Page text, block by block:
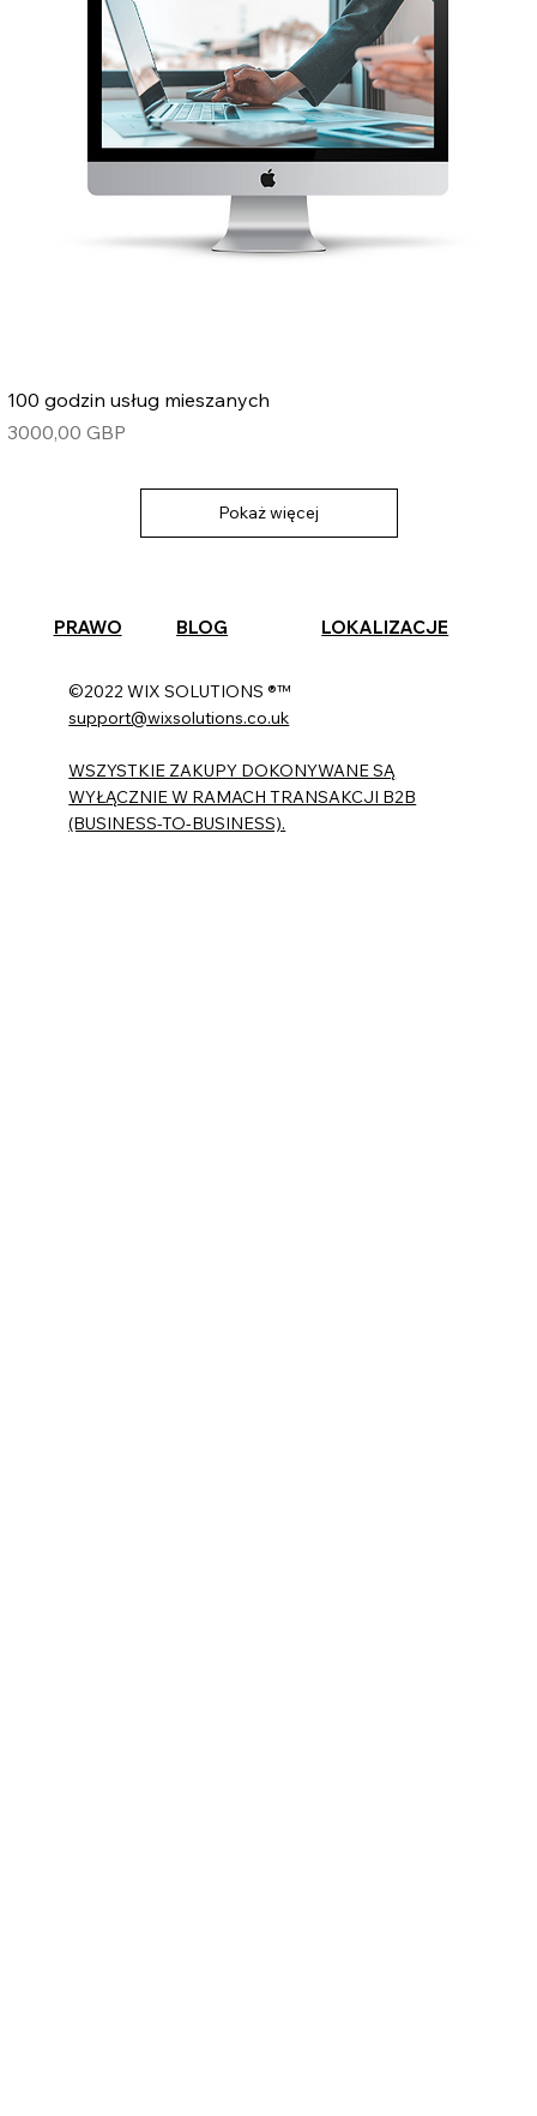
100 godzin usług mieszanych
Cena
3000,00 GBP
Pokaż więcej
PRAWO BLOG LOKALIZACJE
©2022 WIX SOLUTIONS ®™
support@wixsolutions.co.uk
WSZYSTKIE ZAKUPY DOKONYWANE SĄ
WYŁĄCZNIE W RAMACH TRANSAKCJI B2B
(BUSINESS-TO-BUSINESS).